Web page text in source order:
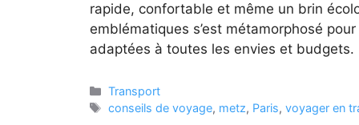
rapide, confortable et même un brin
emblématiques s’est métamorphosé
adaptées à toutes les envies et
Catégories
Transport
Étiquettes
conseils de voyage, metz, Paris,voyager en